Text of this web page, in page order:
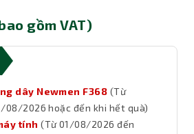
gồm VAT)
dây Newmen F368 (Từ
08/2026 hoặc đến khi hết quà)
tính (Từ 01/08/2026 đến